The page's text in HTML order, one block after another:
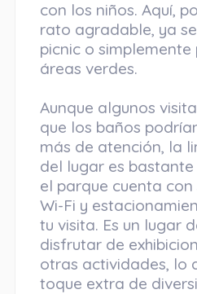
con los niños. Aquí,
rato agradable, ya
picnic o
áreas verdes.
Aunque algunos
que los baños
más de atención, la
del lugar es bastante
el parque cuenta
Wi-Fi y
tu visita. Es un lugar
disfrutar de
otras actividades, lo
toque extra de